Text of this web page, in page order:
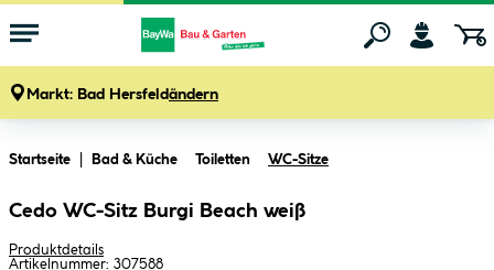
Markt: Bad Hersfeldändern
Startseite Bad & Küche Toiletten WC-Sitze
Cedo WC-Sitz Burgi Beach weiß
Produktdetails
Artikelnummer: 307588